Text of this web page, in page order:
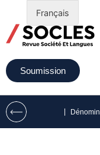
Soumission
Français